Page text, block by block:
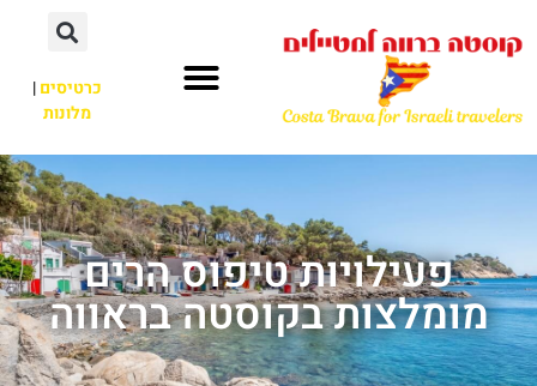
כרטיסים|
מלונות
פעילויות טיפוס הרים
מומלצות בקוסטה בראווה